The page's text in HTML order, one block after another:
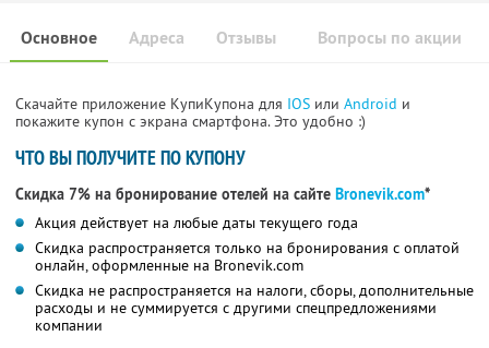
Основное Отзывы Вопросы по акции
Адреса
Скачайте приложение КупиКупона для IOS или Android и
покажите купон с экрана смартфона. Это удобно :)
ЧТО ВЫ ПОЛУЧИТЕ ПО КУПОНУ
Скидка 7% на бронирование отелей на сайте Bronevik.com*
Акция действует на любые даты текущего года
Скидка распространяется только на бронирования с оплатой
онлайн, оформленные на Bronevik.com
Скидка не распространяется на налоги, сборы, дополнительные
расходы и не суммируется с другими спецпредложениями
компании